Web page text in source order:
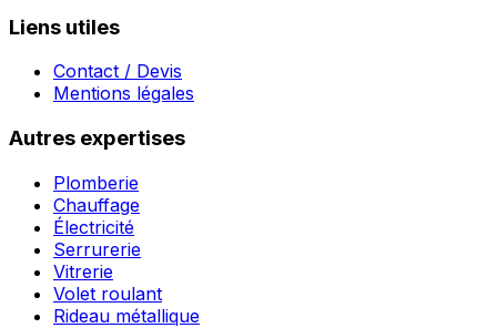
Liens utiles
Contact / Devis
Mentions légales
Autres expertises
Plomberie
Chauffage
Électricité
Serrurerie
Vitrerie
Volet roulant
Rideau métallique